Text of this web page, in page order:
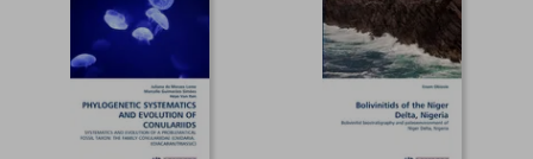
55%
dcto. S/ 95,75
55%
dcto.